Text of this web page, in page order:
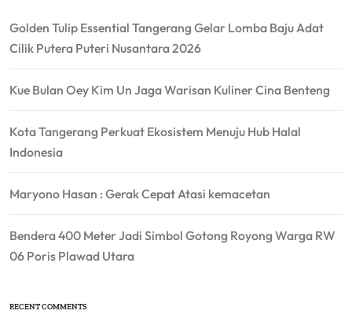
Golden Tulip Essential Tangerang Gelar Lomba Baju Adat
Cilik Putera Puteri Nusantara 2026
Kue Bulan Oey Kim Un Jaga Warisan Kuliner Cina Benteng
Kota Tangerang Perkuat Ekosistem Menuju Hub Halal
Indonesia
Maryono Hasan : Gerak Cepat Atasi kemacetan
Bendera 400 Meter Jadi Simbol Gotong Royong Warga RW
06 Poris Plawad Utara
RECENT COMMENTS